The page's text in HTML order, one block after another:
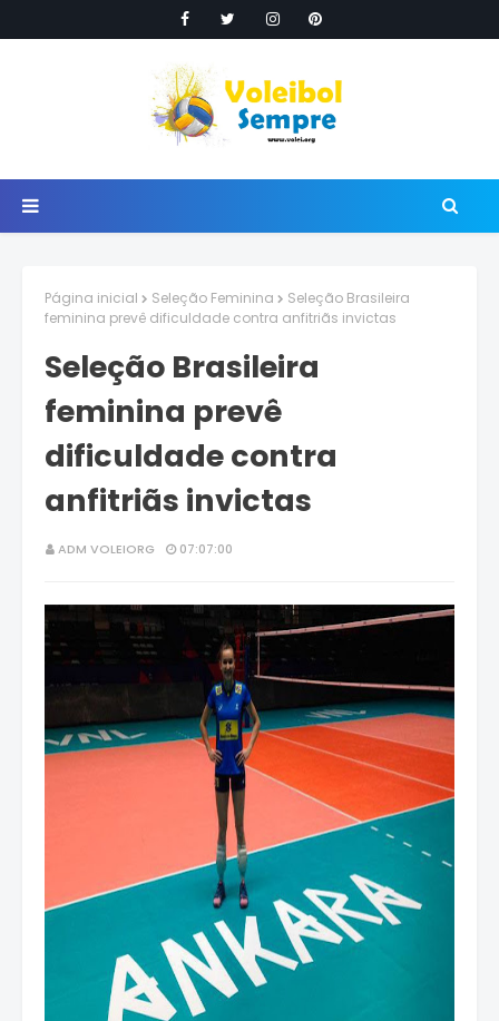
Página inicial Seleção Feminina
Seleção Brasileira
feminina prevê dificuldade contra anfitriãs invictas
Seleção Brasileira
feminina prevê
dificuldade contra
anfitriãs invictas
ADM VOLEIORG 07:07:00